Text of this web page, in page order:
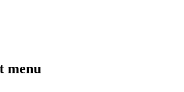
menu